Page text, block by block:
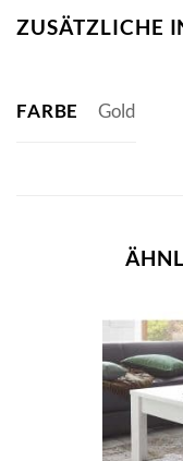
ZUSÄTZLICHE
FARBE Gold